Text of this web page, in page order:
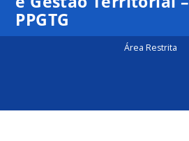
PPGTG
Área Restrita